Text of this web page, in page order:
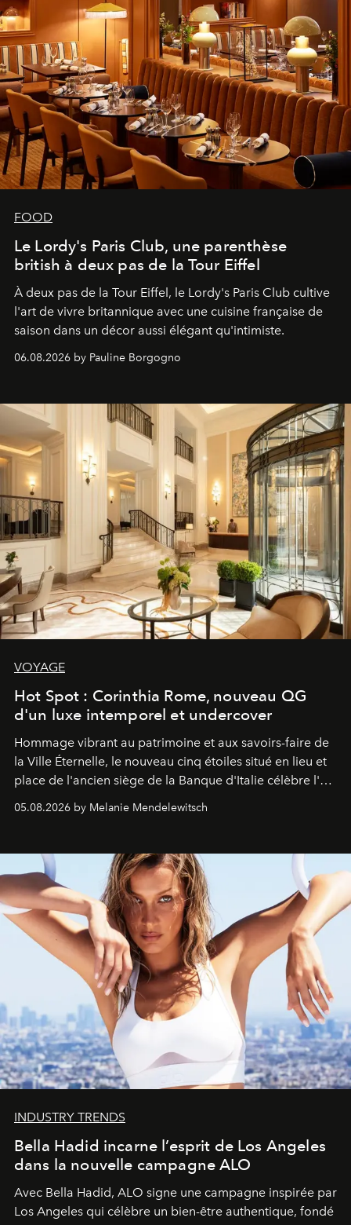
FOOD
Le Lordy's Paris Club, une parenthèse
british à deux pas de la Tour Eiffel
À deux pas de la Tour Eiffel, le Lordy's Paris Club cultive
l'art de vivre britannique avec une cuisine française de
saison dans un décor aussi élégant qu'intimiste.
06.08.2026 by Pauline Borgogno
VOYAGE
Hot Spot : Corinthia Rome, nouveau QG
d'un luxe intemporel et undercover
Hommage vibrant au patrimoine et aux savoirs-faire de
la Ville Éternelle, le nouveau cinq étoiles situé en lieu et
place de l'ancien siège de la Banque d'Italie célèbre l'art
de vivre Romain dans toute son élégance intemporelle.
05.08.2026 by Melanie Mendelewitsch
INDUSTRY TRENDS
Bella Hadid incarne l’esprit de Los Angeles
dans la nouvelle campagne ALO
Avec Bella Hadid, ALO signe une campagne inspirée par
Los Angeles qui célèbre un bien-être authentique, fondé